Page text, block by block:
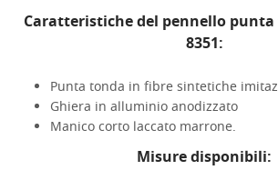
Caratteristiche del pennello
8351:
Punta tonda in fibre sintetiche
Ghiera in alluminio anodizzato
Manico corto laccato marrone.
Misure disponibili: